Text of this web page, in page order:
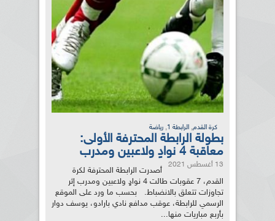
كرة القدم, الرابطة 1 , رياضة
بطولة الرابطة المحترفة الأولى:
معاقبة 4 نوادٍ ولاعبين ومدرب
13 أغسطس 2021
أصدرت الرابطة المحترفة لكرة
القدم، 7 عقوبات طالت 4 نوادٍ ولاعبين ومدرب إثر
تجاوزات تتعلق بالانضباط. بحسب ما ورد على الموقع
الرسمي للرابطة، عوقب مدافع نادي بارادو، يوسف دوار
بأربع مباريات منها...